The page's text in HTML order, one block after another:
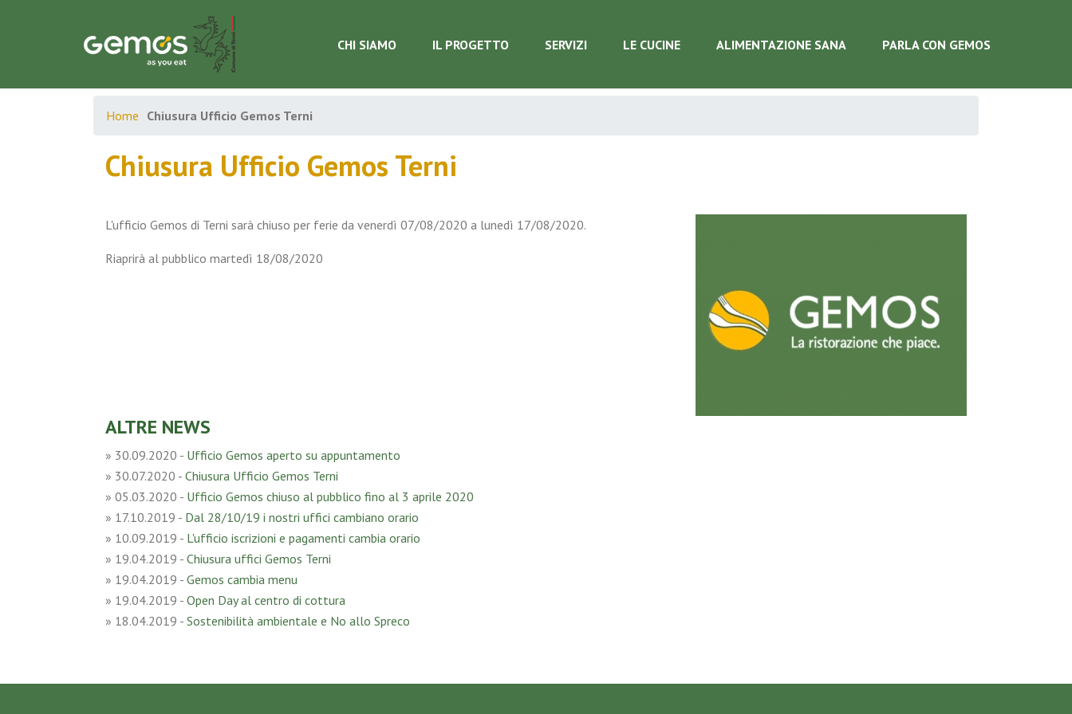
CHI SIAMO IL PROGETTO SERVIZI LE CUCINE ALIMENTAZIONE SANA PARLA CON GEMOS
Home Chiusura Ufficio Gemos Terni
Chiusura Ufficio Gemos Terni
L'ufficio Gemos di Terni sarà chiuso per ferie da venerdì 07/08/2020 a lunedì 17/08/2020.
Riaprirà al pubblico martedì 18/08/2020
ALTRE NEWS
» 30.09.2020 - Ufficio Gemos aperto su appuntamento
» 30.07.2020 - Chiusura Ufficio Gemos Terni
» 05.03.2020 - Ufficio Gemos chiuso al pubblico fino al 3 aprile 2020
» 17.10.2019 - Dal 28/10/19 i nostri uffici cambiano orario
» 10.09.2019 - L'ufficio iscrizioni e pagamenti cambia orario
» 19.04.2019 - Chiusura uffici Gemos Terni
» 19.04.2019 - Gemos cambia menu
» 19.04.2019 - Open Day al centro di cottura
» 18.04.2019 - Sostenibilità ambientale e No allo Spreco